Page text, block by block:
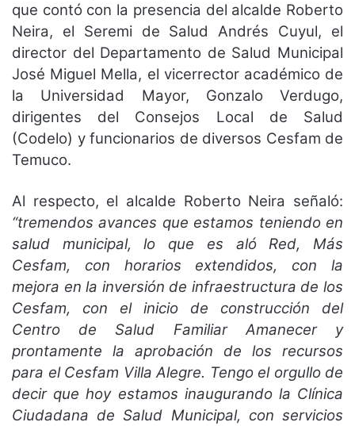
que contó con la presencia del alcalde Roberto
Neira, el Seremi de Salud Andrés Cuyul, el
director del Departamento de Salud Municipal
José Miguel Mella, el vicerrector académico de
la Universidad Mayor, Gonzalo Verdugo,
dirigentes del Consejos Local de Salud
(Codelo) y funcionarios de diversos Cesfam de
Temuco.
Al respecto, el alcalde Roberto Neira señaló:
“tremendos avances que estamos teniendo en
salud municipal, lo que es aló Red, Más
Cesfam, con horarios extendidos, con la
mejora en la inversión de infraestructura de los
Cesfam, con el inicio de construcción del
Centro de Salud Familiar Amanecer y
prontamente la aprobación de los recursos
para el Cesfam Villa Alegre. Tengo el orgullo de
decir que hoy estamos inaugurando la Clínica
Ciudadana de Salud Municipal, con servicios